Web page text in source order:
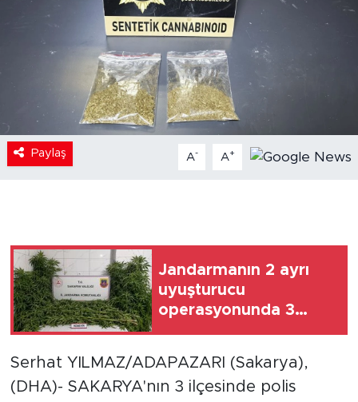
Paylaş A- A+
Jandarmanın 2 ayrı
uyuşturucu
operasyonunda 3
Serhat YILMAZ/ADAPAZARI (Sakarya),
(DHA)- SAKARYA'nın 3 ilçesinde polis